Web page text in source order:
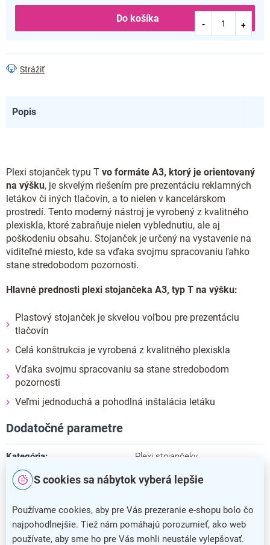
S cookies sa nábytok vyberá lepšie
Používame cookies, aby pre Vás prezeranie e-shopu bolo čo
najpohodlnejšie. Tiež nám pomáhajú porozumieť, ako web
používate, aby sme ho pre Vás mohli neustále vylepšovať.
Do košíka
Strážiť
Popis
Plexi stojanček typu T vo formáte A3, ktorý je orientovaný
na výšku, je skvelým riešením pre prezentáciu reklamných
letákov či iných tlačovín, a to nielen v kancelárskom
prostredí. Tento moderný nástroj je vyrobený z kvalitného
plexiskla, ktoré zabraňuje nielen vyblednutiu, ale aj
poškodeniu obsahu. Stojanček je určený na vystavenie na
viditeľné miesto, kde sa vďaka svojmu spracovaniu ľahko
stane stredobodom pozornosti.
Hlavné prednosti plexi stojančeka A3, typ T na výšku:
Plastový stojanček je skvelou voľbou pre prezentáciu
tlačovín
Celá konštrukcia je vyrobená z kvalitného plexiskla
Vďaka svojmu spracovaniu sa stane stredobodom
pozornosti
Veľmi jednoduchá a pohodlná inštalácia letáku
Dodatočné parametre
Kategória: Plexi stojančeky
Farba číra
Záruka: 5 rokov
Dĺžka 6,5 cm